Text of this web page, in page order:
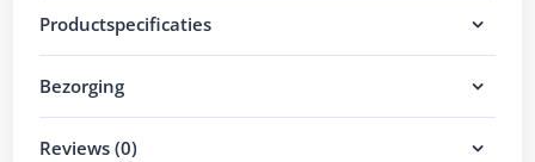
Productspecificaties
Bezorging
Reviews (0)